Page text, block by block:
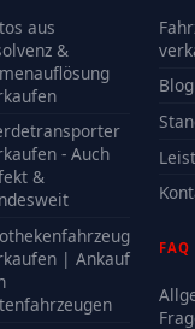
aus
&
- Auch
&
| Ankauf
Blog
FAQ